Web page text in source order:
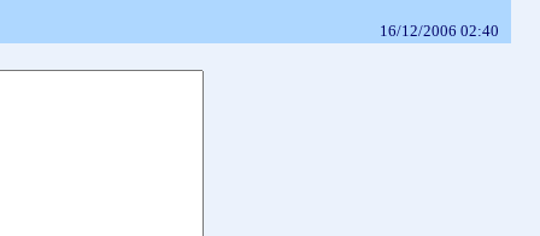
16/12/2006 02:40